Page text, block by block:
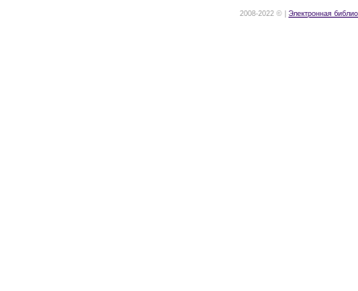
2008-2022 © | Электронная